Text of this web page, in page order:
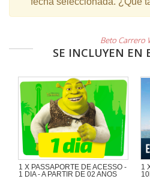
Beto Carrero
SE INCLUYEN EN
1 X PASSAPORTE DE ACESSO -
1 DIA - A PARTIR DE 02 ANOS
1